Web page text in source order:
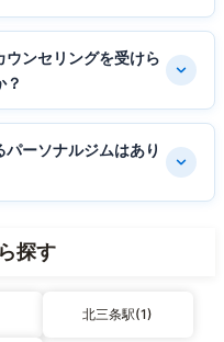
ンセリングを受けら
？
ーソナルジムはあり
探す
北三条駅(1)